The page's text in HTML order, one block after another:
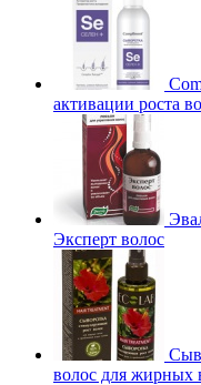
активации роста
Эксперт волос
волос для жирных